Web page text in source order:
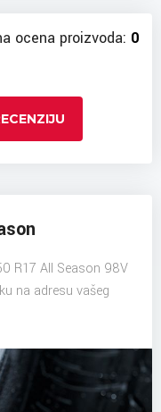
ocena proizvoda: 0
R17 All Season 98V
na adresu vašeg